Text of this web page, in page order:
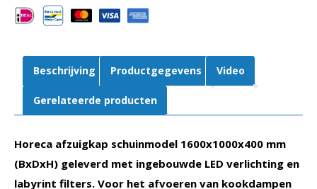
|
Gelaste
aantal
Beschrijving Productgegevens Video
Gerelateerde producten
Horeca afzuigkap schuinmodel 1600x1000x400 mm
(BxDxH) geleverd met ingebouwde LED verlichting en
labyrint filters. Voor het afvoeren van kookdampen